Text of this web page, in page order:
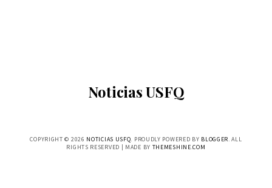
Noticias USFQ
COPYRIGHT © 2026 NOTICIAS USFQ. PROUDLY POWERED BY BLOGGER. ALL
RIGHTS RESERVED | MADE BY THEMESHINE.COM